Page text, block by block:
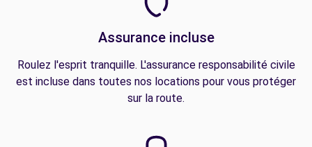
Assurance incluse
Roulez l'esprit tranquille. L'assurance responsabilité civile
est incluse dans toutes nos locations pour vous protéger
sur la route.